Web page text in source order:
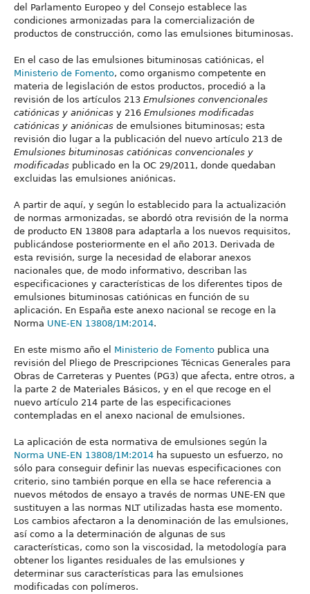
del Parlamento Europeo y del Consejo establece las
condiciones armonizadas para la comercialización de
productos de construcción, como las emulsiones bituminosas.
En el caso de las emulsiones bituminosas catiónicas, el
Ministerio de Fomento, como organismo competente en
materia de legislación de estos productos, procedió a la
revisión de los artículos 213 Emulsiones convencionales
catiónicas y aniónicas y 216 Emulsiones modificadas
catiónicas y aniónicas de emulsiones bituminosas; esta
revisión dio lugar a la publicación del nuevo artículo 213 de
Emulsiones bituminosas catiónicas convencionales y
modificadas publicado en la OC 29/2011, donde quedaban
excluidas las emulsiones aniónicas.
A partir de aquí, y según lo establecido para la actualización
de normas armonizadas, se abordó otra revisión de la norma
de producto EN 13808 para adaptarla a los nuevos requisitos,
publicándose posteriormente en el año 2013. Derivada de
esta revisión, surge la necesidad de elaborar anexos
nacionales que, de modo informativo, describan las
especificaciones y características de los diferentes tipos de
emulsiones bituminosas catiónicas en función de su
aplicación. En España este anexo nacional se recoge en la
Norma UNE-EN 13808/1M:2014.
En este mismo año el Ministerio de Fomento publica una
revisión del Pliego de Prescripciones Técnicas Generales para
Obras de Carreteras y Puentes (PG3) que afecta, entre otros, a
la parte 2 de Materiales Básicos, y en el que recoge en el
nuevo artículo 214 parte de las especificaciones
contempladas en el anexo nacional de emulsiones.
La aplicación de esta normativa de emulsiones según la
Norma UNE-EN 13808/1M:2014 ha supuesto un esfuerzo, no
sólo para conseguir definir las nuevas especificaciones con
criterio, sino también porque en ella se hace referencia a
nuevos métodos de ensayo a través de normas UNE-EN que
sustituyen a las normas NLT utilizadas hasta ese momento.
Los cambios afectaron a la denominación de las emulsiones,
así como a la determinación de algunas de sus
características, como son la viscosidad, la metodología para
obtener los ligantes residuales de las emulsiones y
determinar sus características para las emulsiones
modificadas con polímeros.